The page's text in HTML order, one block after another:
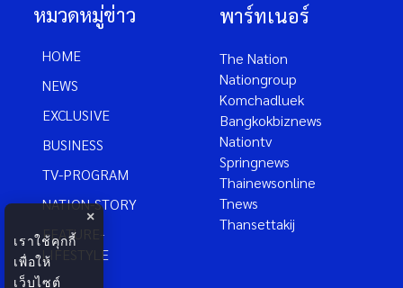
หมวดหมู่ข่าว
HOME
NEWS
EXCLUSIVE
BUSINESS
TV-PROGRAM
NATION-STORY
FEATURE-
LIFESTYLE
พาร์ทเนอร์
The Nation
Nationgroup
Komchadluek
Bangkokbiznews
Nationtv
Springnews
Thainewsonline
Tnews
Thansettakij
×
เราใช้คุกกี้
เพื่อให้
เว็บไซต์